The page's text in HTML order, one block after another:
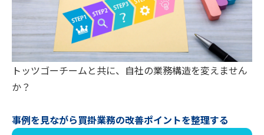
トッツゴーチームと共に、自社の業務構造を変えません
か？
事例を見ながら買掛業務の改善ポイントを整理する